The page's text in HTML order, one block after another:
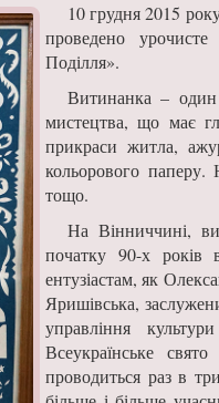
10 грудня 2015
проведено
Поділля».
Витинанка – один
мистецтва, що має
прикраси житла,
кольорового
тощо.
На Вінниччині,
початку 90-х років
ентузіастам, як
Яришівська,
управління
Всеукраїнське
проводиться раз в